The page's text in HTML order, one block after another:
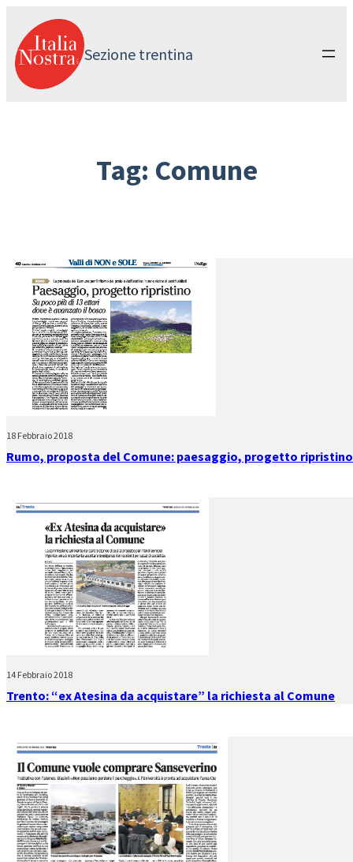
contenuto
Sezione trentina
Tag: Comune
18 Febbraio 2018
Rumo, proposta del Comune: paesaggio, progetto ripristino
14 Febbraio 2018
Trento: “ex Atesina da acquistare” la richiesta al Comune